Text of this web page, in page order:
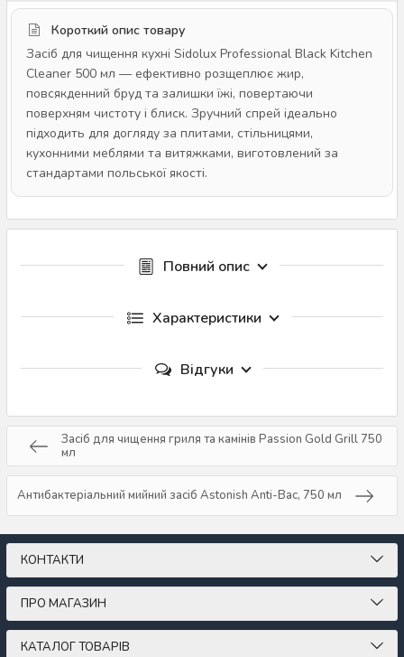
Короткий опис товару
Засіб для чищення кухні Sidolux Professional Black Kitchen
Cleaner 500 мл — ефективно розщеплює жир,
повсякденний бруд та залишки їжі, повертаючи
поверхням чистоту і блиск. Зручний спрей ідеально
підходить для догляду за плитами, стільницями,
кухонними меблями та витяжками, виготовлений за
стандартами польської якості.
Повний опис
Характеристики
Відгуки
Засіб для чищення гриля та камінів Passion Gold Grill 750
мл
Антибактеріальний мийний засіб Astonish Anti-Bac, 750 мл
КОНТАКТИ
ПРО МАГАЗИН
КАТАЛОГ ТОВАРІВ